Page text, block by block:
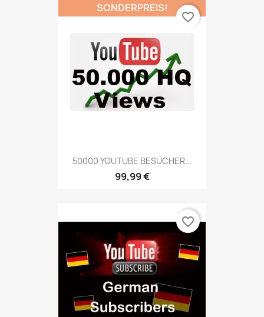
50000 YOUTUBE BESUCHER...
99,99 €
SONDERPREIS!
favorite_border
favorite_border